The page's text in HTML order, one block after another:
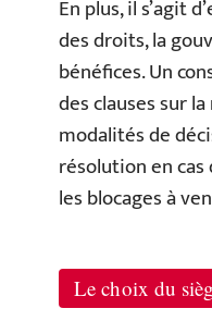
En plus, il s’agit
des droits, la
bénéfices. Un
des clauses sur
modalités de
résolution en
les blocages à
Le choix du